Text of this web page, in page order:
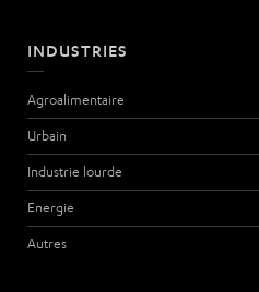
INDUSTRIES
Agroalimentaire
Urbain
Industrie lourde
Energie
Autres